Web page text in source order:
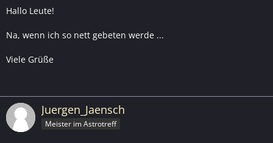
Hallo Leute!
Na, wenn ich so nett gebeten werde ...
Viele Grüße
Juergen_Jaensch
Meister im Astrotreff